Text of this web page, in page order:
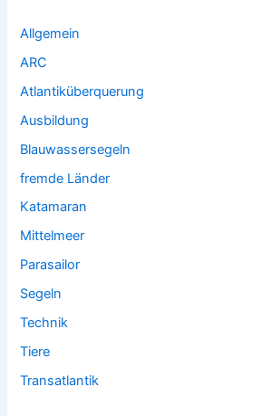
Allgemein
ARC
Atlantiküberquerung
Ausbildung
Blauwassersegeln
fremde Länder
Katamaran
Mittelmeer
Parasailor
Segeln
Technik
Tiere
Transatlantik